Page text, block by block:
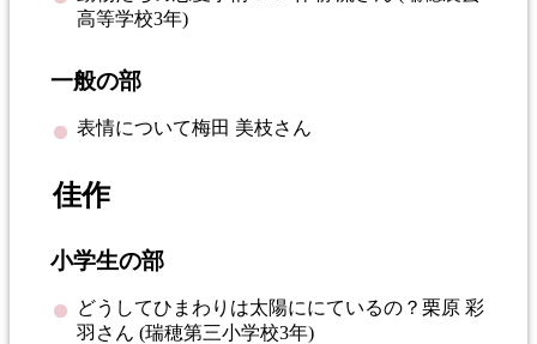
高等学校3年)
一般の部
表情について梅田 美枝さん
佳作
小学生の部
どうしてひまわりは太陽ににているの？栗原 彩
羽さん (瑞穂第三小学校3年)